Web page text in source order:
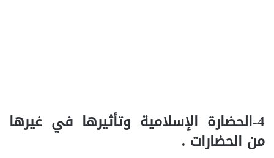
4-الحضارة الإسلامية وتأثيرها في غيرها
من الحضارات .